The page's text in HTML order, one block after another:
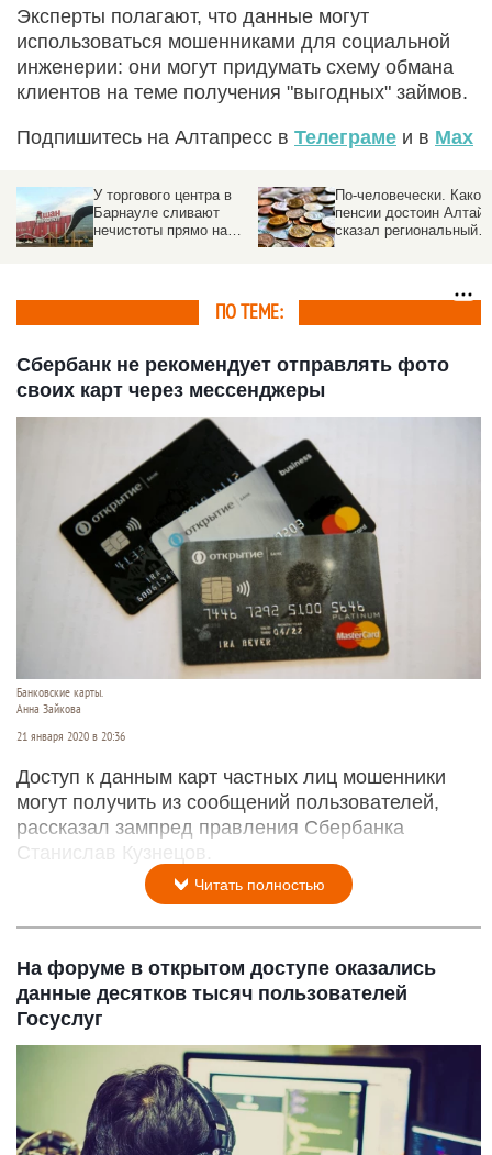
Эксперты полагают, что данные могут
использоваться мошенниками для социальной
инженерии: они могут придумать схему обмана
клиентов на теме получения "выгодных" займов.
Подпишитесь на Алтапресс в Телеграме и в Max
По-человечески. Какой
пенсии достоин Алтай,
сказал региональный
Деньги в чужой
Какие схемы у
юристов-мошенников, и
ПО ТЕМЕ:
Сбербанк не рекомендует отправлять фото
своих карт через мессенджеры
Банковские карты.
Анна Зайкова
21 января 2020 в 20:36
Доступ к данным карт частных лиц мошенники
могут получить из сообщений пользователей,
рассказал зампред правления Сбербанка
Станислав Кузнецов.
Читать полностью
На форуме в открытом доступе оказались
данные десятков тысяч пользователей
Госуслуг